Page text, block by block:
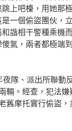
上吧檯，用她那
一個偷盜團伙，
和諧相干警種乘機
氣，兩者都極端
夜隊、派出所聯動
輛。經查，犯法
舊摩托實行偷盜